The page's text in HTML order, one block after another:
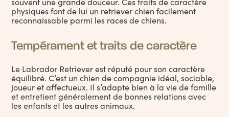
physiques font de lui un retriever chien facilement
reconnaissable parmi les races de chiens.
Tempérament et traits de caractère
Le Labrador Retriever est réputé pour son caractère
équilibré. C’est un chien de compagnie idéal, sociable,
joueur et affectueux. Il s’adapte bien à la vie de famille
et entretient généralement de bonnes relations avec
les enfants et les autres animaux.